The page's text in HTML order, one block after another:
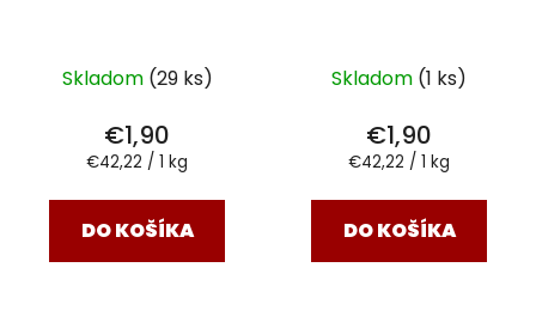
Skladom (29 ks)
€1,90
Jednotková
€42,22 / 1 kg
DO KOŠÍKA
Skladom (1 ks)
€1,90
Jednotková
€42,22 / 1 kg
DO KOŠÍKA